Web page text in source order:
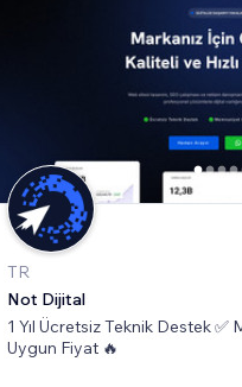
TR
Not Dijital
1 Yıl Ücretsiz Teknik Destek
Uygun Fiyat 🔥